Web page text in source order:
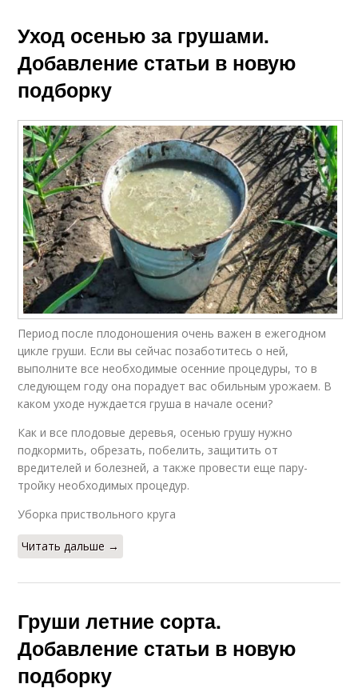
Уход осенью за грушами.
Добавление статьи в новую
подборку
Период после плодоношения очень важен в ежегодном
цикле груши. Если вы сейчас позаботитесь о ней,
выполните все необходимые осенние процедуры, то в
следующем году она порадует вас обильным урожаем. В
каком уходе нуждается груша в начале осени?
Как и все плодовые деревья, осенью грушу нужно
подкормить, обрезать, побелить, защитить от
вредителей и болезней, а также провести еще пару-
тройку необходимых процедур.
Уборка приствольного круга
Читать дальше →
Груши летние сорта.
Добавление статьи в новую
подборку